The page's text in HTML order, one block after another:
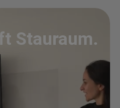
Stauraum.